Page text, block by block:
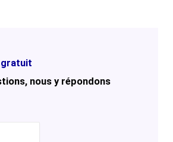
gratuit
nous y répondons